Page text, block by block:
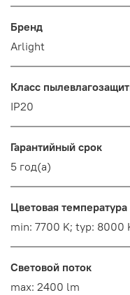
Бренд
Arlight
Класс
IP20
Гарантийный срок
5 год(а)
Цветовая температура
min: 7700 K; typ: 8000
Световой поток
max: 2400 lm